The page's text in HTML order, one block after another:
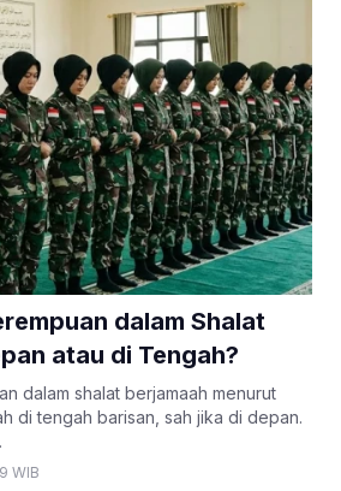
dalam Shalat
atau di Tengah?
dalam shalat berjamaah menurut
di tengah barisan, sah jika di depan.
WIB